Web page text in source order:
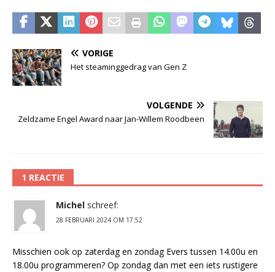
VORIGE
Het steaminggedrag van Gen Z
VOLGENDE
Zeldzame Engel Award naar Jan-Willem Roodbeen
1 REACTIE
Michel schreef:
28 FEBRUARI 2024 OM 17:52
Misschien ook op zaterdag en zondag Evers tussen 14.00u en
18.00u programmeren? Op zondag dan met een iets rustigere